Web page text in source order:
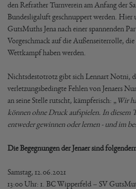
den Refrather Turnverein am Anfang der
Bundesligaluft geschnuppert werden. Hier
GutsMuths Jena nach einer spannenden
Vorgeschmack auf die Außenseiterrolle,
Wettkampf haben werden.
Nichtsdestotrotz gibt sich Lennart Notni,
verletzungsbedingte Fehlen von Jenaers
an seine Stelle rutscht, kämpferisch: „ Wir
können ohne Druck aufspielen. In diesem
entweder gewinnen oder lernen - und im
Die Begegnungen der Jenaer sind
Samstag, 12.06.2021
13:00 Uhr: 1. BC Wipperfeld – SV